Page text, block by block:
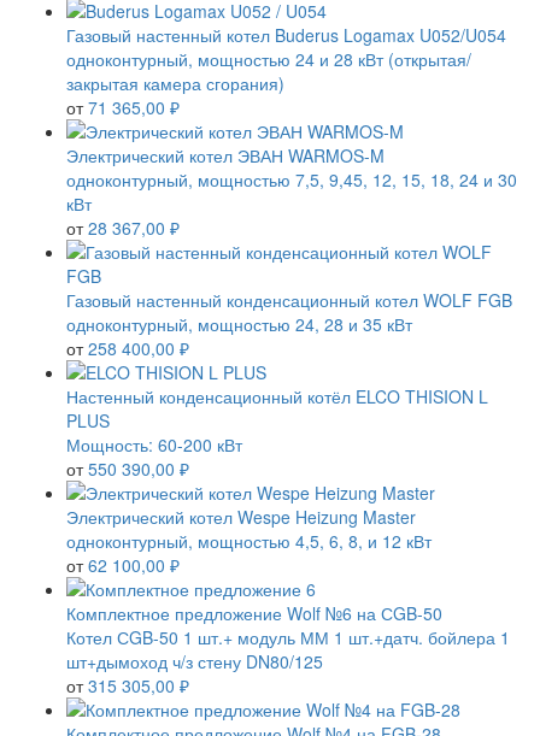
Газовый настенный котел Buderus Logamax U052/U054
одноконтурный, мощностью 24 и 28 кВт (открытая/
закрытая камера сгорания)
от 71 365,00 ₽
Электрический котел ЭВАН WARMOS-M
одноконтурный, мощностью 7,5, 9,45, 12, 15, 18, 24 и 30
кВт
от 28 367,00 ₽
Газовый настенный конденсационный котел WOLF FGB
одноконтурный, мощностью 24, 28 и 35 кВт
от 258 400,00 ₽
Настенный конденсационный котёл ELCO THISION L
PLUS
Мощность: 60-200 кВт
от 550 390,00 ₽
Электрический котел Wespe Heizung Master
одноконтурный, мощностью 4,5, 6, 8, и 12 кВт
от 62 100,00 ₽
Комплектное предложение Wolf №6 на СGB-50
Котел СGB-50 1 шт.+ модуль ММ 1 шт.+датч. бойлера 1
шт+дымоход ч/з стену DN80/125
от 315 305,00 ₽